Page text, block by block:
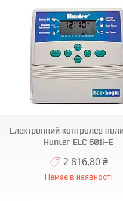
Електронний контролер
Hunter ELC 601i-E
2 816,80 ₴
Немає в наявності
X-СORE-801i-E